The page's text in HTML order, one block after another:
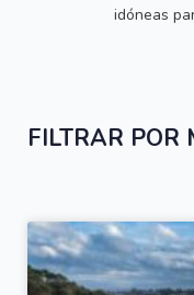
idóneas
FILTRAR POR